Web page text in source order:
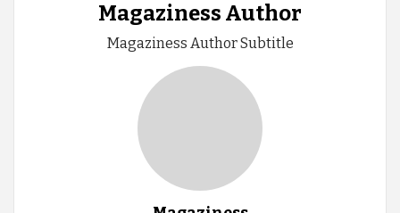
Magaziness Author
Magaziness Author Subtitle